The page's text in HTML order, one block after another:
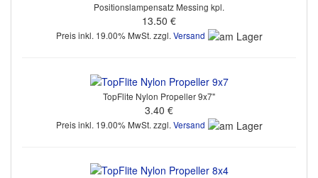
Positionslampensatz Messing kpl.
13.50 €
Preis inkl. 19.00% MwSt. zzgl. Versand
TopFlite Nylon Propeller 9x7"
3.40 €
Preis inkl. 19.00% MwSt. zzgl. Versand